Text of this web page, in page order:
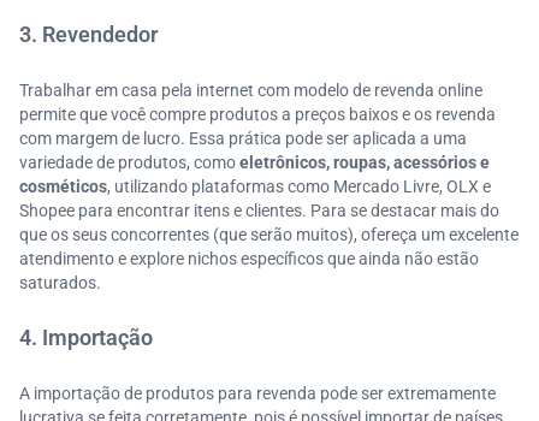
3. Revendedor
Trabalhar em casa pela internet com modelo de revenda online
permite que você compre produtos a preços baixos e os revenda
com margem de lucro. Essa prática pode ser aplicada a uma
variedade de produtos, comoeletrônicos, roupas, acessórios e
cosméticos, utilizando plataformas como Mercado Livre, OLX e
Shopee para encontrar itens e clientes. Para se destacar mais do
que os seus concorrentes (que serão muitos), ofereça um excelente
atendimento e explore nichos específicos que ainda não estão
saturados.
4. Importação
A importação de produtos para revenda pode ser extremamente